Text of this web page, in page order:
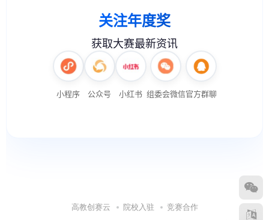
高教创赛云 院校入驻 竞赛合作